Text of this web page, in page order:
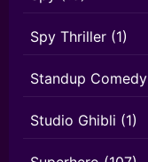
Spy Thriller (1)
Standup Comedy
Studio Ghibli (1)